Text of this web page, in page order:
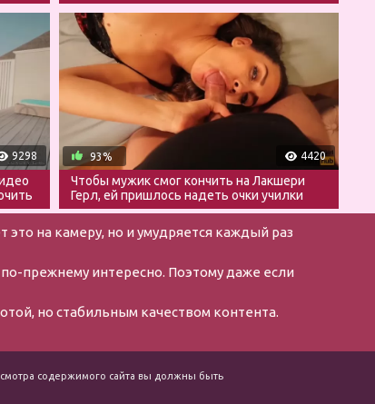
9298 4420
93%
Чтобы мужик смог кончить на Лакшери
Герл, ей пришлось надеть очки училки
на камеру, но и умудряется каждый раз
по-прежнему интересно. Поэтому даже если
но стабильным качеством контента.
содержимого сайта вы должны быть